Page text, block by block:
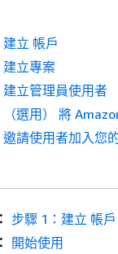
立 帳戶
建立專案
建立管理員使用者
（選用） 將
邀請使用者加入您
步驟 1：建立 帳戶
開始使用